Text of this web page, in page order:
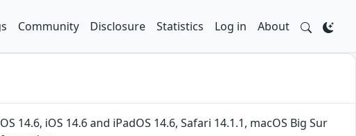
Community Disclosure Statistics Log in About
iOS 14.6 and iPadOS 14.6, Safari 14.1.1, macOS Big Sur